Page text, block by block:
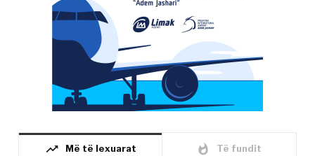
trending_up Më të lexuarat whatshot Të fundit